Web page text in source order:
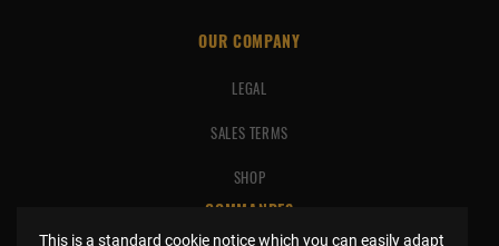
OUR COMPANY
LEGAL
SALES TERMS
SHOP
COMMANDES
This is a standard cookie notice which you can easily adapt